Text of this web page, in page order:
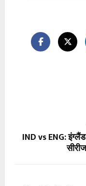
IND vs ENG: